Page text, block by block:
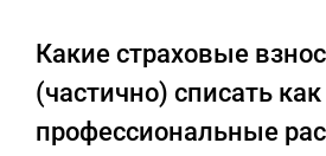
Какие страховые
(частично) списать как
профессиональные